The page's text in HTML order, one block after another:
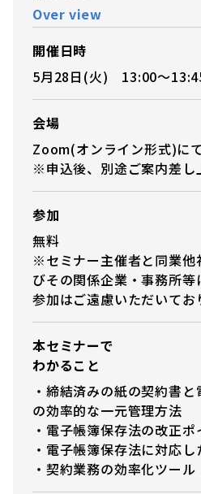
Over view
開催日時
5月28日(火) 13:00〜
会場
Zoom(オンライン形式)に
※申込後、別途ご案内差し
参加
無料
※セミナー主催者と同業他
びその関係企業・事務所
参加はご遠慮いただいてお
本セミナーで
わかること
・締結済みの紙の契約書
の効率的な一元管理方法
・電子帳簿保存法の改正ポ
・電子帳簿保存法に対応
・契約業務の効率化ツール